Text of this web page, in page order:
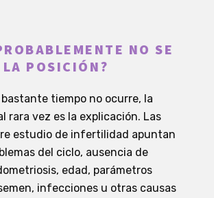
NO SE
POSICIÓN?
tiempo no ocurre, la
rara vez es la explicación. Las
estudio de infertilidad apuntan
del ciclo, ausencia de
edad, parámetros
infecciones u otras causas